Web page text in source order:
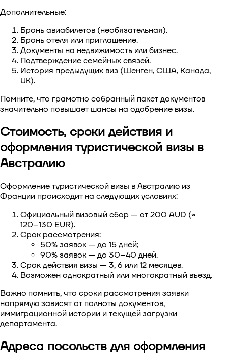
Дополнительные:
Бронь авиабилетов (необязательная).
Бронь отеля или приглашение.
Документы на недвижимость или бизнес.
Подтверждение семейных связей.
История предыдущих виз (Шенген, США, Канада,
UK).
Помните, что грамотно собранный пакет документов
значительно повышает шансы на одобрение визы.
Стоимость, сроки действия и
оформления туристической визы в
Австралию
Оформление туристической визы в Австралию из
Франции происходит на следующих условиях:
Официальный визовый сбор — от 200 AUD (≈
120–130 EUR).
Срок рассмотрения:
50% заявок — до 15 дней;
90% заявок — до 30–40 дней.
Срок действия визы — 3, 6 или 12 месяцев.
Возможен однократный или многократный въезд.
Важно помнить, что сроки рассмотрения заявки
напрямую зависят от полноты документов,
иммиграционной истории и текущей загрузки
департамента.
Адреса посольств для оформления